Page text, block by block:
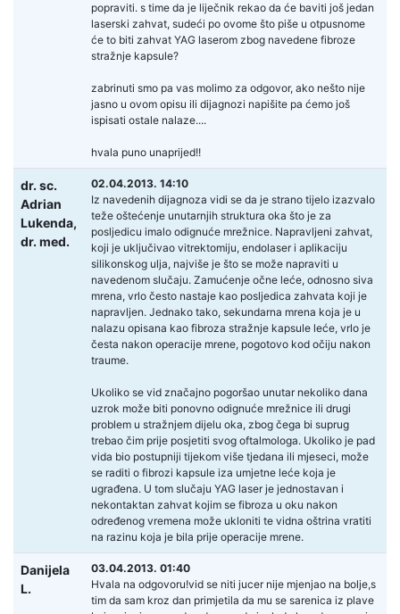
popraviti. s time da je liječnik rekao da će baviti još jedan
laserski zahvat, sudeći po ovome što piše u otpusnome
će to biti zahvat YAG laserom zbog navedene fibroze
stražnje kapsule?
zabrinuti smo pa vas molimo za odgovor, ako nešto nije
jasno u ovom opisu ili dijagnozi napišite pa ćemo još
ispisati ostale nalaze....
hvala puno unaprijed!!
dr. sc.
Adrian
Lukenda,
dr. med.
02.04.2013. 14:10
Iz navedenih dijagnoza vidi se da je strano tijelo izazvalo
teže oštećenje unutarnjih struktura oka što je za
posljedicu imalo odignuće mrežnice. Napravljeni zahvat,
koji je uključivao vitrektomiju, endolaser i aplikaciju
silikonskog ulja, najviše je što se može napraviti u
navedenom slučaju. Zamućenje očne leće, odnosno siva
mrena, vrlo često nastaje kao posljedica zahvata koji je
napravljen. Jednako tako, sekundarna mrena koja je u
nalazu opisana kao fibroza stražnje kapsule leće, vrlo je
česta nakon operacije mrene, pogotovo kod očiju nakon
traume.
Ukoliko se vid značajno pogoršao unutar nekoliko dana
uzrok može biti ponovno odignuće mrežnice ili drugi
problem u stražnjem dijelu oka, zbog čega bi suprug
trebao čim prije posjetiti svog oftalmologa. Ukoliko je pad
vida bio postupniji tijekom više tjedana ili mjeseci, može
se raditi o fibrozi kapsule iza umjetne leće koja je
ugrađena. U tom slučaju YAG laser je jednostavan i
nekontaktan zahvat kojim se fibroza u oku nakon
određenog vremena može ukloniti te vidna oštrina vratiti
na razinu koja je bila prije operacije mrene.
Danijela
L.
03.04.2013. 01:40
Hvala na odgovoru!vid se niti jucer nije mjenjao na bolje,s
tim da sam kroz dan primjetila da mu se sarenica iz plave